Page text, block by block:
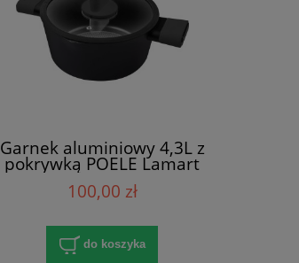
Garnek aluminiowy 4,3L z
pokrywką POELE Lamart
LT1225
100,00 zł
do koszyka